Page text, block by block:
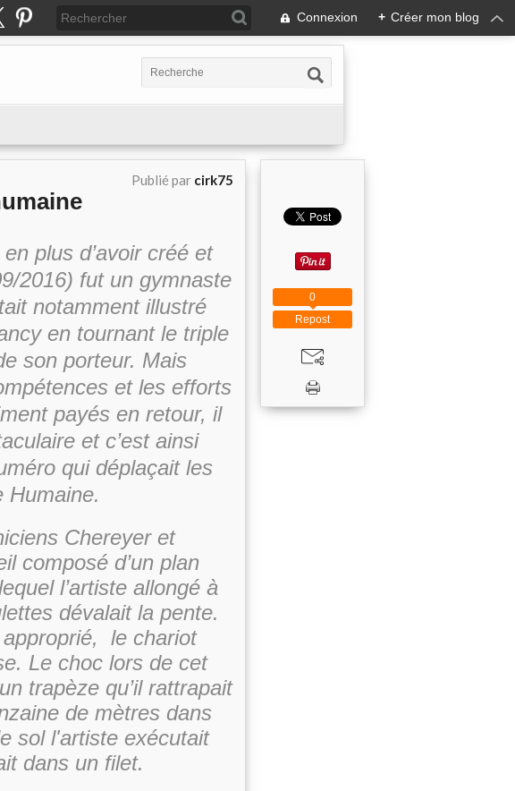
Connexion + Créer mon blog
Publié par cirk75
plus d’avoir créé et
2016) fut un gymnaste
notamment illustré
en tournant le triple
son porteur. Mais
et les efforts
payés en retour, il
et c’est ainsi
qui déplaçait les
Humaine.
Chereyer et
composé d’un plan
l’artiste allongé à
dévalait la pente.
le chariot
Le choc lors de cet
trapèze qu’il rattrapait
de mètres dans
sol l'artiste exécutait
dans un filet.
Repost
0